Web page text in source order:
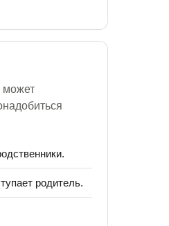
может
родитель.